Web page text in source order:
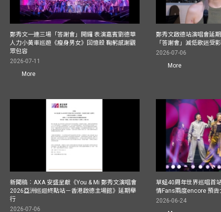
鄭秀文一連三場「答謝會」開鑼 表演嘉賓劉德華
人力小黃車巡遊《瘦身男女》回憶殺 鞠躬感謝觀
眾包容
2026-07-11
More
鄭秀文啟德站演唱會延
「答謝會」減低歌迷受
2026-07-06
More
新聞稿︰AXA 安盛呈獻《You & Mi 鄭秀文演唱會
2026亞洲巡迴終點站－香港啟德主場館》延期舉
行
2026-07-06
草蜢40周年世界巡唱首
情Fans兩度encore 預
2026-06-24